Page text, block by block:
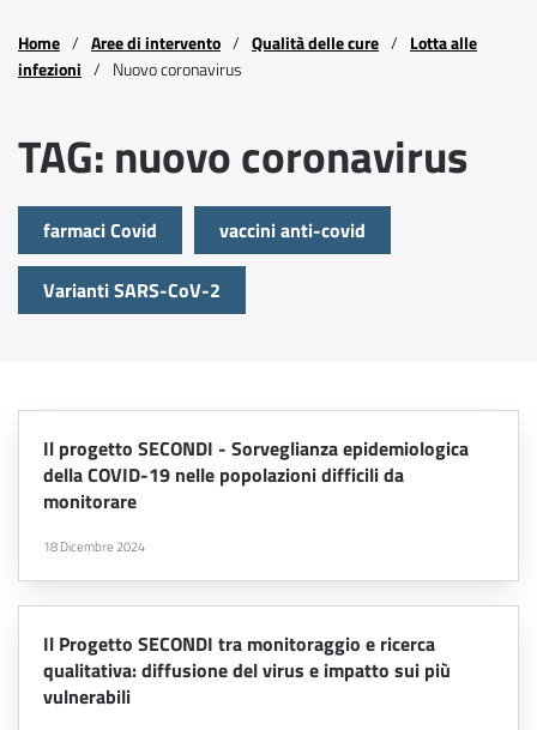
Home Aree di intervento Qualità delle cure
Lotta alle
infezioni
Nuovo coronavirus
TAG: nuovo coronavirus
farmaci Covid vaccini anti-covid
Varianti SARS-CoV-2
Il progetto SECONDI - Sorveglianza epidemiologica
della COVID-19 nelle popolazioni difficili da
monitorare
18 Dicembre 2024
Il Progetto SECONDI tra monitoraggio e ricerca
qualitativa: diffusione del virus e impatto sui più
vulnerabili